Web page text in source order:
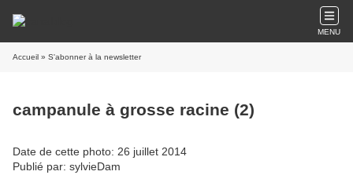
MENU
Accueil » S'abonner à la newsletter
campanule à grosse racine (2)
Date de cette photo: 26 juillet 2014
Publié par: sylvieDam